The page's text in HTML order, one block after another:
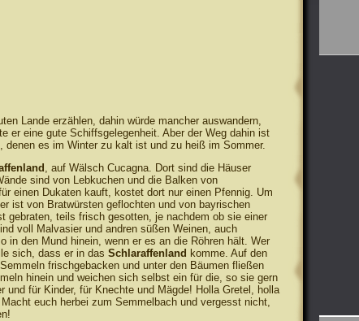
Lande erzählen, dahin würde mancher auswandern,
er eine gute Schiffsgelegenheit. Aber der Weg dahin ist
denen es im Winter zu kalt ist und zu heiß im Sommer.
, auf Wälsch Cucagna. Dort sind die Häuser
sind von Lebkuchen und die Balken von
einen Dukaten kauft, kostet dort nur einen Pfennig. Um
ist von Bratwürsten geflochten und von bayrischen
gebraten, teils frisch gesotten, je nachdem ob sie einer
voll Malvasier und andren süßen Weinen, auch
in den Mund hinein, wenn er es an die Röhren hält. Wer
sich, dass er in das Schlaraffenland komme. Auf den
frischgebacken und unter den Bäumen fließen
hinein und weichen sich selbst ein für die, so sie gern
und für Kinder, für Knechte und Mägde! Holla Gretel, holla
euch herbei zum Semmelbach und vergesst nicht,